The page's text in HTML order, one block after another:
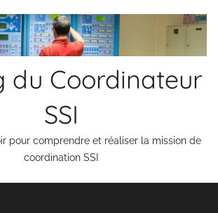
du Coordinateur
SSI
pour comprendre et réaliser la mission de
coordination SSI